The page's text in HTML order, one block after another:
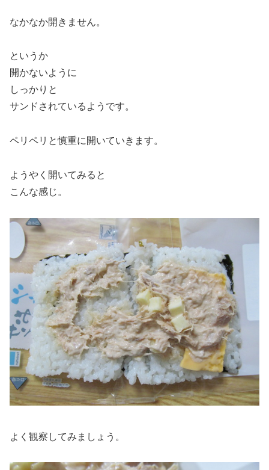
なかなか開きません。
というか
開かないように
しっかりと
サンドされているようです。
ペリペリと慎重に開いていきます。
ようやく開いてみると
こんな感じ。
よく観察してみましょう。